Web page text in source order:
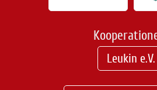
Leukin e.V.